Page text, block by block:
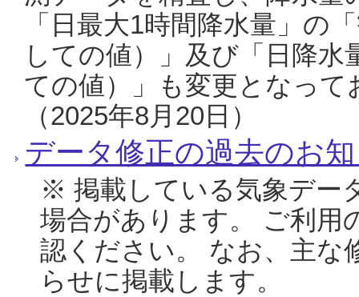
「日最大1時間降水量」の
しての値）」及び「日降
ての値）」も変更となっ
（2025年8月20日）
データ修正の過去のお
※ 掲載している気象デー
場合があります。 ご利用
認ください。 なお、主な
らせに掲載します。